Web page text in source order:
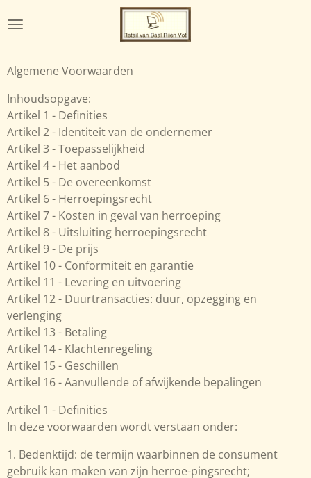
direct
de
hoofdinhoud
Algemene Voorwaarden
Inhoudsopgave:
Artikel 1 - Definities
Artikel 2 - Identiteit van de ondernemer
Artikel 3 - Toepasselijkheid
Artikel 4 - Het aanbod
Artikel 5 - De overeenkomst
Artikel 6 - Herroepingsrecht
Artikel 7 - Kosten in geval van herroeping
Artikel 8 - Uitsluiting herroepingsrecht
Artikel 9 - De prijs
Artikel 10 - Conformiteit en garantie
Artikel 11 - Levering en uitvoering
Artikel 12 - Duurtransacties: duur, opzegging en
verlenging
Artikel 13 - Betaling
Artikel 14 - Klachtenregeling
Artikel 15 - Geschillen
Artikel 16 - Aanvullende of afwijkende bepalingen
Artikel 1 - Definities
In deze voorwaarden wordt verstaan onder:
1. Bedenktijd: de termijn waarbinnen de consument
gebruik kan maken van zijn herroe-pingsrecht;